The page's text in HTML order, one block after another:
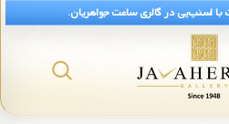
اسنپ‌پی در گالری ساعت جواهریان.